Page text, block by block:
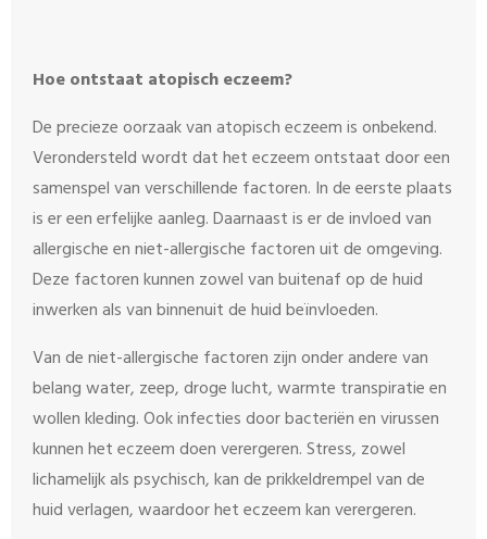
Hoe ontstaat atopisch eczeem?
De precieze oorzaak van atopisch eczeem is onbekend.
Verondersteld wordt dat het eczeem ontstaat door een
samenspel van verschillende factoren. In de eerste plaats
is er een erfelijke aanleg. Daarnaast is er de invloed van
allergische en niet-allergische factoren uit de omgeving.
Deze factoren kunnen zowel van buitenaf op de huid
inwerken als van binnenuit de huid beïnvloeden.
Van de niet-allergische factoren zijn onder andere van
belang water, zeep, droge lucht, warmte transpiratie en
wollen kleding. Ook infecties door bacteriën en virussen
kunnen het eczeem doen verergeren. Stress, zowel
lichamelijk als psychisch, kan de prikkeldrempel van de
huid verlagen, waardoor het eczeem kan verergeren.